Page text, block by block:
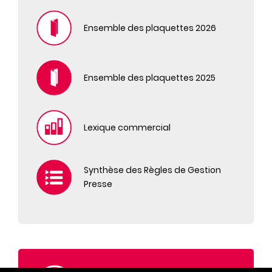
L'AMI DES JARDINS ET DE LA MAISON
L'AUTO JOURNAL 4X4 EVASION
L'AUTO-JOURNAL HORS SERIE
L'AUTO-JOURNAL LE GUIDE
LE CHASSEUR FRANCAIS
LE CHASSEUR FRANCAIS HORS SERIE
LE JOURNAL DE LA MAISON HORS SERIE
LES CAHIERS DE SCIENCE & VIE
MARIE FRANCE
MISSION PATRIMOINE
Ensemble des plaquettes 2026
Ensemble des plaquettes 2025
Lexique commercial
Synthèse des Règles de Gestion
Presse